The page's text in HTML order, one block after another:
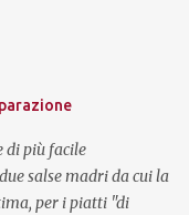
conservati, in
collocati in un
la...
di più facile
salse madri da cui la
per i piatti "di